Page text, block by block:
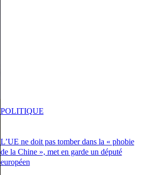
L’UE ne doit pas tomber dans la « phobie
de la Chine », met en garde un député
européen
POLITIQUE